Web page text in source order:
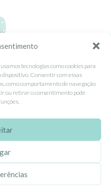
tecnologias como cookies para
Consentir com essas
como comportamento de navegação
ou retirar o consentimento pode
para Rede Fixa Nacional
Aveiro, Portugal